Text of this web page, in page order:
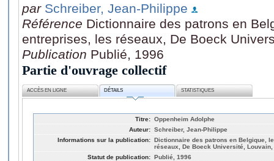
par Schreiber, Jean-Philippe
Référence Dictionnaire des patrons en
entreprises, les réseaux, De Boeck
Publication Publié, 1996
Partie d'ouvrage collectif
ACCÈS EN LIGNE DÉTAILS STATISTIQUES
Titre: Oppenheim Adolphe
Auteur: Schreiber, Jean-Philippe
Informations sur la publication: Dictionnaire des patrons en Belgique,
réseaux, De Boeck Université, Louvain,
Statut de publication: Publié, 1996